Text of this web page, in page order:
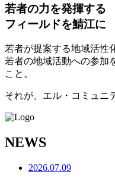
若者の力を発揮する
フィールドを鯖江に
若者が提案する地域活性
若者の地域活動への参加
こと。
それが、エル・コミュニ
NEWS
2026.07.09